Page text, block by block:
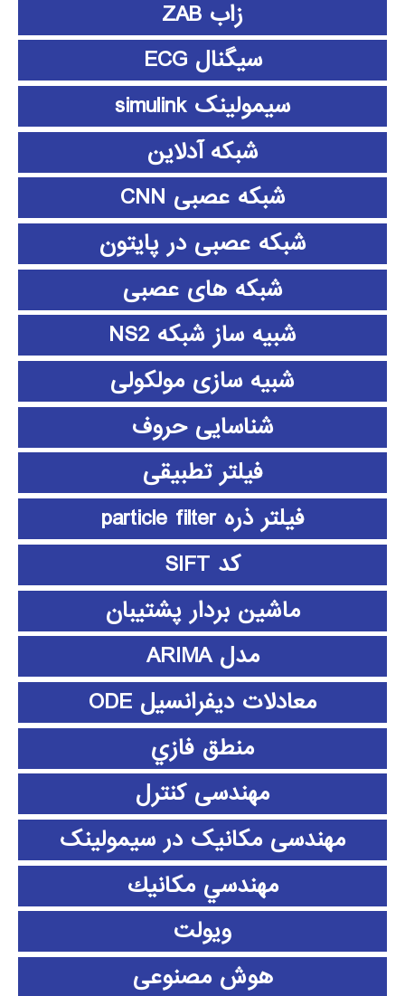
زاب ZAB
سیگنال ECG
سیمولینک simulink
شبکه آدلاین
شبکه عصبی CNN
شبکه عصبی در پایتون
شبکه های عصبی
شبیه ساز شبکه NS2
شبیه سازی مولکولی
شناسایی حروف
فیلتر تطبیقی
فیلتر ذره particle filter
کد SIFT
ماشین بردار پشتیبان
مدل ARIMA
معادلات دیفرانسیل ODE
منطق فازي
مهندسی کنترل
مهندسی مکانیک در سیمولینک
مهندسي مكانيك
ویولت
هوش مصنوعی